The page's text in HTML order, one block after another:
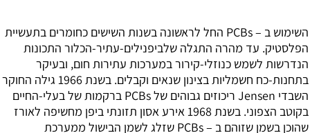
השימוש ב – PCBs החל לראשונה בשנות השישים כחומרים בתעשיית
הפלסטיק. עד מהרה התגלה שלביפנילים-עתיר-הכלור התכונות
הנדרשות לשמש כנוזלי-קירור במערכות עתירות חום, ובעיקר
בתחנות-כח חשמליות בצינון שנאים וקבלים. בשנת 1966 גילה החוקר
השבדי Jensen ריכוזים גבוהים של PCBs ברקמות של בעלי-החיים
בקוטב הצפוני. בשנת 1968 אירע אסון תזונתי ביפן מחשיפה לאורז
שהוכן בשמן שזוהם ב – PCBs שזלג לשמן הבישול ממערכת